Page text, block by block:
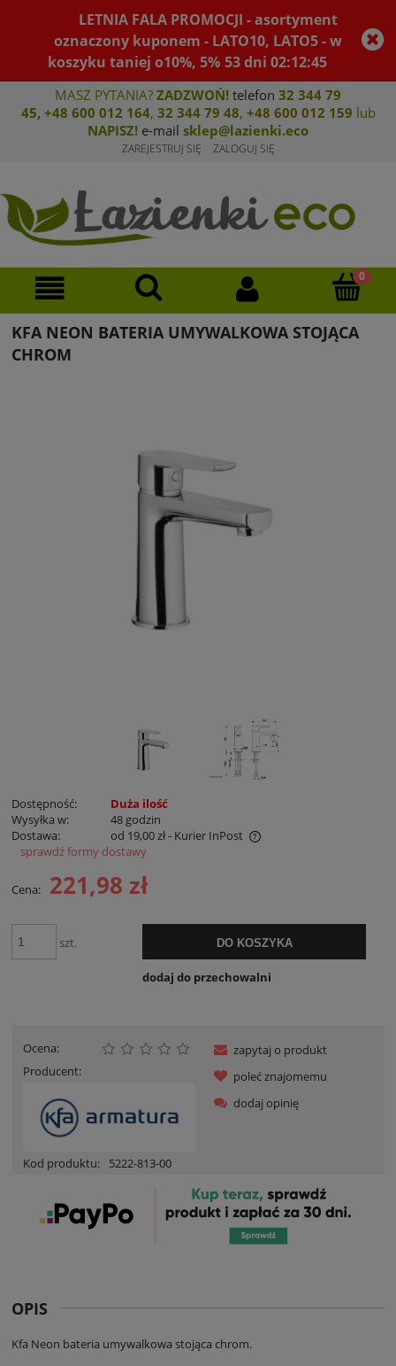
LETNIA FALA PROMOCJI - asortyment
oznaczony kuponem - LATO10, LATO5 - w
koszyku taniej o10%, 5% 53dni02:12:45
MASZ PYTANIA? ZADZWOŃ! telefon 32 344 79
45, +48 600 012 164, 32 344 79 48, +48 600 012 159 lub
NAPISZ! e-mail sklep@lazienki.eco
ZAREJESTRUJ SIĘ ZALOGUJ SIĘ
KFA NEON BATERIA UMYWALKOWA STOJĄCA
CHROM
Dostępność:
Duża ilość
Wysyłka w:
48 godzin
Dostawa:
od 19,00 zł- Kurier InPost
Cena nie zawiera ewentualnych kosztów płatności
sprawdź formy dostawy
Cena: 221,98 zł
szt. DO KOSZYKA
dodaj do przechowalni
Ocena:
Producent:
Kod produktu: 5222-813-00
zapytaj o produkt
poleć znajomemu
dodaj opinię
OPIS
Kfa Neon bateria umywalkowa stojąca chrom.